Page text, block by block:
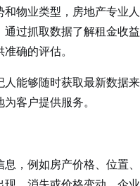
物业类型，房地产专业
过抓取数据了解租金收
确的评估。
能够随时获取最新数据
客户提供服务。
，例如房产价格、位置